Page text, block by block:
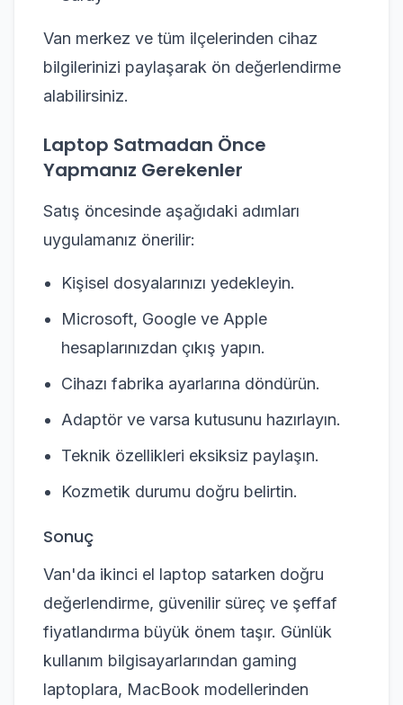
Van merkez ve tüm ilçelerinden cihaz
bilgilerinizi paylaşarak ön değerlendirme
alabilirsiniz.
Laptop Satmadan Önce
Yapmanız Gerekenler
Satış öncesinde aşağıdaki adımları
uygulamanız önerilir:
Kişisel dosyalarınızı yedekleyin.
Microsoft, Google ve Apple
hesaplarınızdan çıkış yapın.
Cihazı fabrika ayarlarına döndürün.
Adaptör ve varsa kutusunu hazırlayın.
Teknik özellikleri eksiksiz paylaşın.
Kozmetik durumu doğru belirtin.
Sonuç
Van'da ikinci el laptop satarken doğru
değerlendirme, güvenilir süreç ve şeffaf
fiyatlandırma büyük önem taşır. Günlük
kullanım bilgisayarlarından gaming
laptoplara, MacBook modellerinden